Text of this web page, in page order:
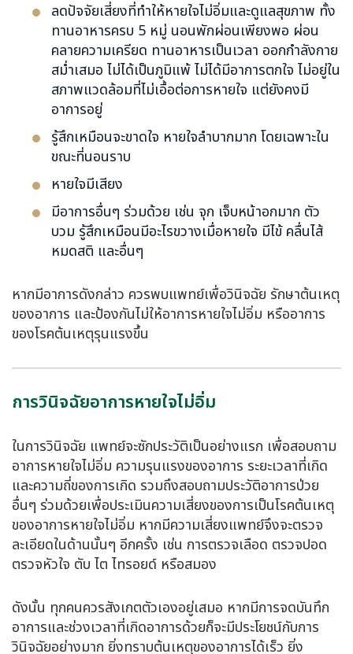
ลดปัจจัยเสี่ยงที่ทำให้หายใจไม่อิ่มและดูแลสุขภาพ ทั้ง
ทานอาหารครบ 5 หมู่ นอนพักผ่อนเพียงพอ ผ่อน
คลายความเครียด ทานอาหารเป็นเวลา ออกกำลังกาย
สม่ำเสมอ ไม่ได้เป็นภูมิแพ้ ไม่ได้มีอาการตกใจ ไม่อยู่ใน
สภาพแวดล้อมที่ไม่เอื้อต่อการหายใจ แต่ยังคงมี
อาการอยู่
รู้สึกเหมือนจะขาดใจ หายใจลำบากมาก โดยเฉพาะใน
ขณะที่นอนราบ
หายใจมีเสียง
มีอาการอื่นๆ ร่วมด้วย เช่น จุก เจ็บหน้าอกมาก ตัว
บวม รู้สึกเหมือนมีอะไรขวางเมื่อหายใจ มีไข้ คลื่นไส้
หมดสติ และอื่นๆ
หากมีอาการดังกล่าว ควรพบแพทย์เพื่อวินิจฉัย รักษาต้นเหตุ
ของอาการ และป้องกันไม่ให้อาการหายใจไม่อิ่ม หรืออาการ
ของโรคต้นเหตุรุนแรงขึ้น
การวินิจฉัยอาการหายใจไม่อิ่ม
ในการวินิจฉัย แพทย์จะซักประวัติเป็นอย่างแรก เพื่อสอบถาม
อาการหายใจไม่อิ่ม ความรุนแรงของอาการ ระยะเวลาที่เกิด
และความถี่ของการเกิด รวมถึงสอบถามประวัติอาการป่วย
อื่นๆ ร่วมด้วยเพื่อประเมินความเสี่ยงของการเป็นโรคต้นเหตุ
ของอาการหายใจไม่อิ่ม หากมีความเสี่ยงแพทย์จึงจะตรวจ
ละเอียดในด้านนั้นๆ อีกครั้ง เช่น การตรวจเลือด ตรวจปอด
ตรวจหัวใจ ตับ ไต ไทรอยด์ หรือสมอง
ดังนั้น ทุกคนควรสังเกตตัวเองอยู่เสมอ หากมีการจดบันทึก
อาการและช่วงเวลาที่เกิดอาการด้วยก็จะมีประโยชน์กับการ
วินิจฉัยอย่างมาก ยิ่งทราบต้นเหตุของอาการได้เร็ว ยิ่ง